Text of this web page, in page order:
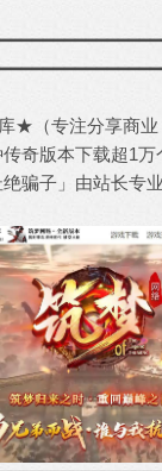
★（专注分享商业
传奇版本下载超1
骗子」由站长专